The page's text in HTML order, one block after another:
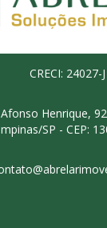
CRECI: 24027-J
Henrique,
SP - CEP: